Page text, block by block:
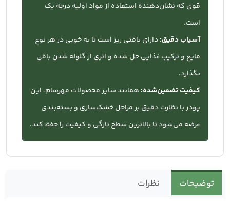
قوی که نشان‌دهنده استفاده از مواد اولیه درجه یک
است.
آسیاب دقیق:دارای بافتی ریز است تا به خوبی در هر نوع
مایع و ترکیب غذایی حل شده و اثری از گلوله شدن باقی
نگذارد.
کیفیت تضمین‌شده: همانند سایر محصولات مهرسام، این
پودر با نظارت دقیق بر مراحل خشک‌سازی و بسته‌بندی
عرضه می‌شود تا بالاترین سطح تازگی و کیفیت را حفظ کند.
توضیحات نظرات